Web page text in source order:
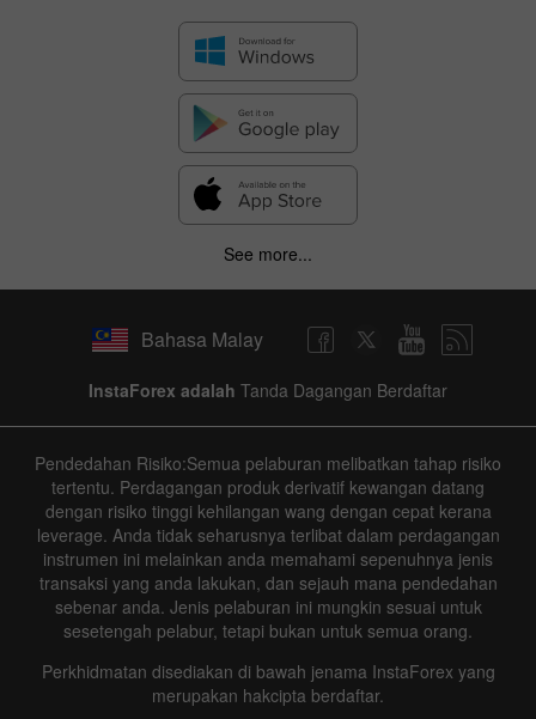
See more...
Bahasa Malay
InstaForex adalah Tanda Dagangan Berdaftar
Pendedahan Risiko:Semua pelaburan melibatkan tahap risiko
tertentu. Perdagangan produk derivatif kewangan datang
dengan risiko tinggi kehilangan wang dengan cepat kerana
leverage. Anda tidak seharusnya terlibat dalam perdagangan
instrumen ini melainkan anda memahami sepenuhnya jenis
transaksi yang anda lakukan, dan sejauh mana pendedahan
sebenar anda. Jenis pelaburan ini mungkin sesuai untuk
sesetengah pelabur, tetapi bukan untuk semua orang.
Perkhidmatan disediakan di bawah jenama InstaForex yang
merupakan hakcipta berdaftar.